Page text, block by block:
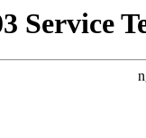
Service